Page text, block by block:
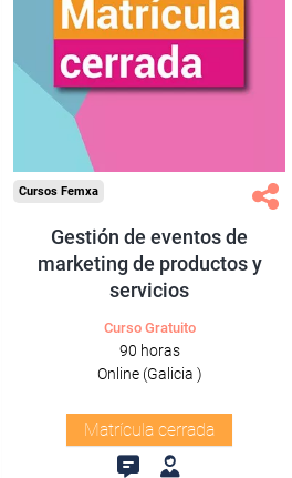
Cursos Femxa
Gestión de eventos de
marketing de productos y
servicios
Curso Gratuito
90 horas
Online (Galicia )
Matrícula cerrada